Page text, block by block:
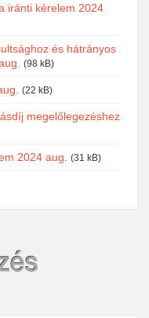
iránti kérelem 2024
és hátrányos
(98 kB)
(22 kB)
megelőlegezéshez
2024 aug. (31 kB)